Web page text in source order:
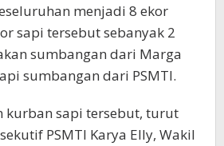
menjadi 8 ekor
sapi tersebut sebanyak 2
sumbangan dari Marga
sumbangan dari PSMTI.
kurban sapi tersebut, turut
PSMTI Karya Elly, Wakil